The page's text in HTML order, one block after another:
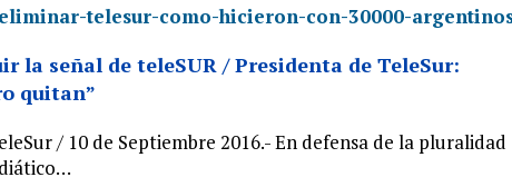
la señal de teleSUR / Presidenta de TeleSur:
quitan”
/ 10 de Septiembre 2016.- En defensa de la pluralidad